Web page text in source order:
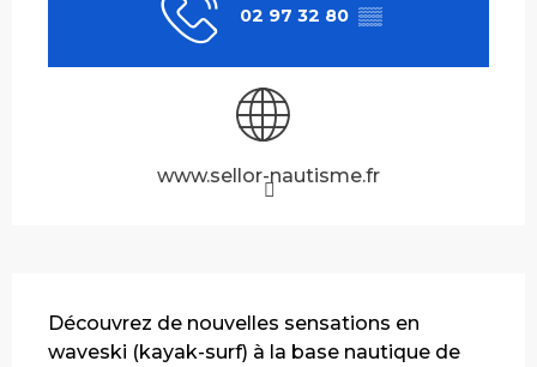
02 97 32 80 ▒▒
www.sellor-nautisme.fr
Découvrez de nouvelles sensations en
waveski (kayak-surf) à la base nautique de